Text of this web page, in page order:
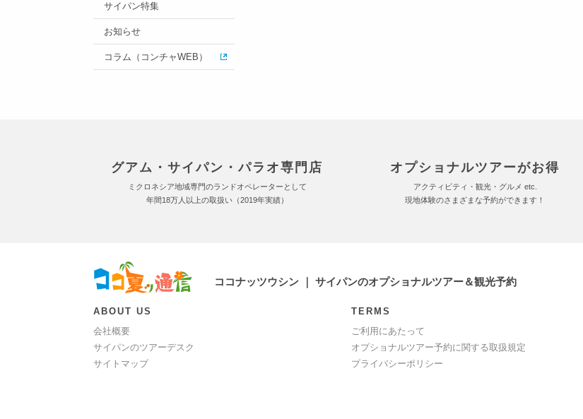
サイパン特集
お知らせ
コラム（コンチャWEB）
グアム・サイパン・パラオ専門店
ミクロネシア地域専門のランドオペレーターとして
年間18万人以上の取扱い（2019年実績）
オプショナルツアーがお得
アクティビティ・観光・グルメ etc.
現地体験のさまざまな予約ができます！
ココナッツウシン ｜ サイパンのオプショナルツアー＆観光予約
ABOUT US
会社概要
サイパンのツアーデスク
サイトマップ
TERMS
ご利用にあたって
オプショナルツアー予約に関する取扱規定
プライバシーポリシー